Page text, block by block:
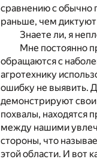
сравнению с обычно
раньше, чем диктуют
Знаете ли, я
Мне постоянно
обращаются с
агротехнику
ошибку не выявить.
демонстрируют свои
похвалы, находятся
между нашими
стороны, что
этой области. И вот